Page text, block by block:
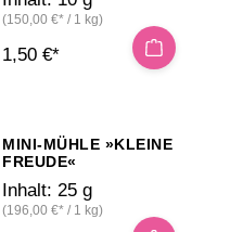
(150,00 €* / 1 kg)
1,50 €*
MINI-MÜHLE »KLEINE
FREUDE«
Inhalt: 25 g
(196,00 €* / 1 kg)